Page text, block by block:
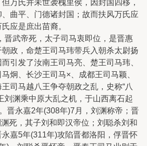
万氏并未世袭槐里侯，因封国四移，
曲平、门德诸封国；故而扶风万氏应
应是庶出苗裔。
晋武帝死，太子司马衷即位，是晋惠
政，命楚王司马玮带兵入朝杀太尉扬
引发了汝南王司马亮、楚王司马玮、
炯、长沙王司马×、成都王司马颖、
司马越八王争夺朝政之乱，史称“八
刘渊乘中原大乱之机，于山西离石起
晋永嘉2年(308年)7月，刘渊称帝；晋
死，其子刘和即汉帝位；刘聪杀刘和
嘉5年(311年)攻陷晋都洛阳，俘晋怀